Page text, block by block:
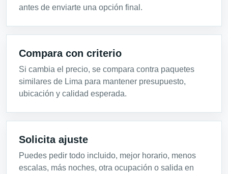
antes de enviarte una opción final.
Compara con criterio
Si cambia el precio, se compara contra paquetes
similares de Lima para mantener presupuesto,
ubicación y calidad esperada.
Solicita ajuste
Puedes pedir todo incluido, mejor horario, menos
escalas, más noches, otra ocupación o salida en